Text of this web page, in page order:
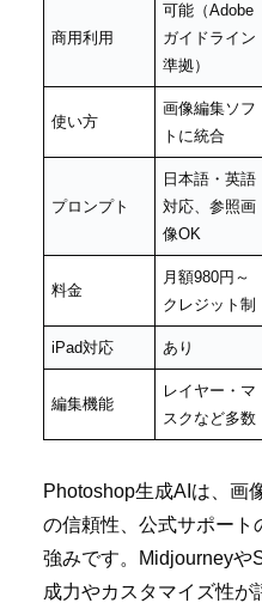
商用利用
可能（Adobe
ガイドライン
準拠）
使い方
画像編集ソフ
トに統合
プロンプト
日本語・英語
対応、参照画
像OK
料金
月額980円～
クレジット制
iPad対応 あり
編集機能
レイヤー・マ
スクなど多数
Photoshop生成AIは、画
の信頼性、公式サポート
強みです。Midjourneyや
成力やカスタマイズ性が